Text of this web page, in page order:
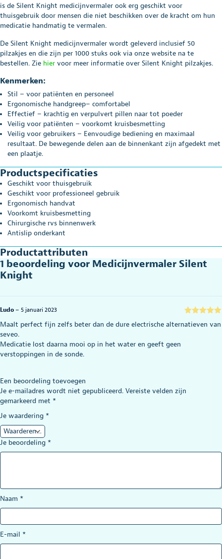
is de Silent Knight medicijnvermaler ook erg geschikt voor
thuisgebruik door mensen die niet beschikken over de kracht om hun
medicatie handmatig te vermalen.
De Silent Knight medicijnvermaler wordt geleverd inclusief 50
pilzakjes en die zijn per 1000 stuks ook via onze website na te
bestellen. Zie hier voor meer informatie over Silent Knight pilzakjes.
Kenmerken:
Stil – voor patiënten en personeel
Ergonomische handgreep– comfortabel
Effectief – krachtig en verpulvert pillen naar tot poeder
Veilig voor patiënten – voorkomt kruisbesmetting
Veilig voor gebruikers – Eenvoudige bediening en maximaal
resultaat. De bewegende delen aan de binnenkant zijn afgedekt met
een plaatje.
Productspecificaties
Geschikt voor thuisgebruik
Geschikt voor professioneel gebruik
Ergonomisch handvat
Voorkomt kruisbesmetting
Chirurgische rvs binnenwerk
Antislip onderkant
Productattributen
1 beoordeling voor Medicijnvermaler Silent
Knight
5uit 5
Ludo – 5 januari 2023
Maalt perfect fijn zelfs beter dan de dure electrische alternatieven van
seveo.
Medicatie lost daarna mooi op in het water en geeft geen
verstoppingen in de sonde.
Een beoordeling toevoegen
Je e-mailadres wordt niet gepubliceerd. Vereiste velden zijn
gemarkeerd met *
Je waardering *
Je beoordeling *
Naam *
E-mail *